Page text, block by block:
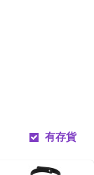
有存貨